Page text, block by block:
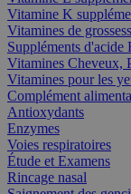
Vitamine K
Vitamines de
Suppléments d'acide
Vitamines Cheveux,
Vitamines pour les
Complément
Antioxydants
Enzymes
Voies respiratoires
Étude et Examens
Rincage nasal